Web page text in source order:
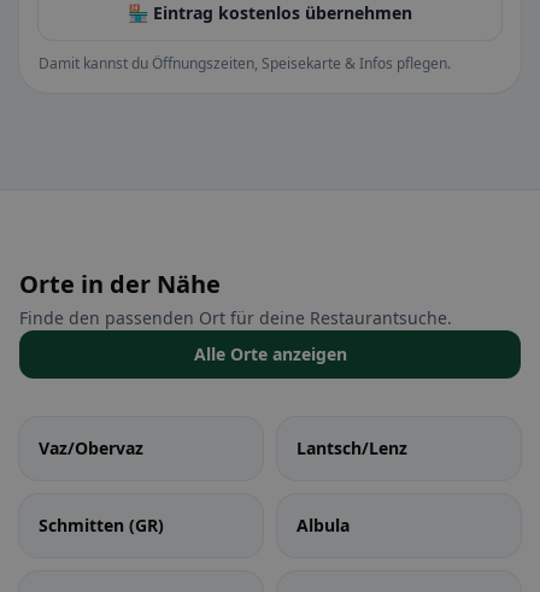
🏪 Eintrag kostenlos übernehmen
Damit kannst du Öffnungszeiten, Speisekarte & Infos pflegen.
Orte in der Nähe
Finde den passenden Ort für deine Restaurantsuche.
Alle Orte anzeigen
Vaz/Obervaz Lantsch/Lenz
Schmitten (GR) Albula